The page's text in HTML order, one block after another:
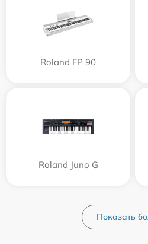
Roland FP 90
Roland Juno G
Показать